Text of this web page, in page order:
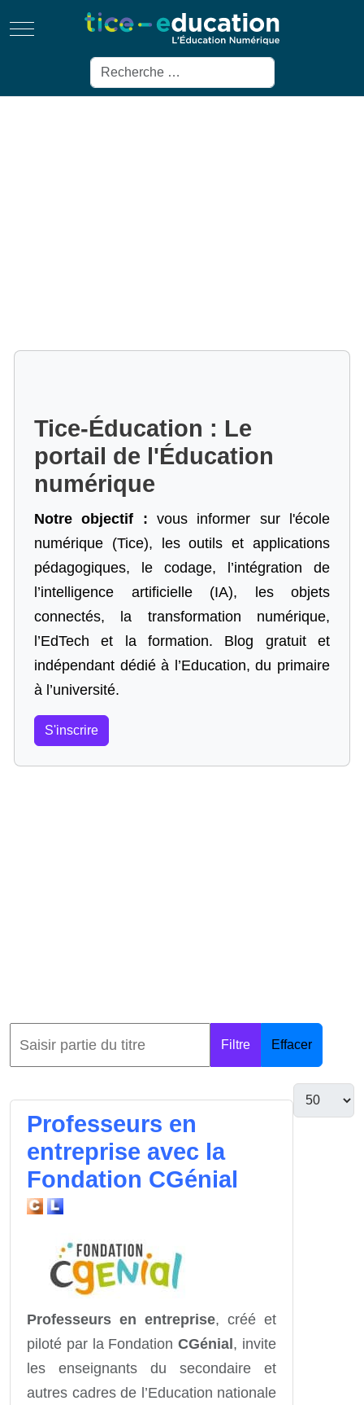
Mobile Menu Toggle
Rechercher
Tice-Éducation : Le
portail de l'Éducation
numérique
Notre objectif : vous informer sur l'école
numérique (Tice), les outils et applications
pédagogiques, le codage,
l’intégration de
l’intelligence artificielle (IA), les objets
connectés, la transformation numérique,
l’EdTech et la formation. Blog gratuit et
indépendant dédié à l’Education, du primaire
à l’université.
S'inscrire
Filtre Effacer
Professeurs en
entreprise avec la
Fondation CGénial
Professeurs en entreprise, créé et
piloté par la FondationCGénial , invite
les enseignants du secondaire et
autres cadres de l’Education nationale